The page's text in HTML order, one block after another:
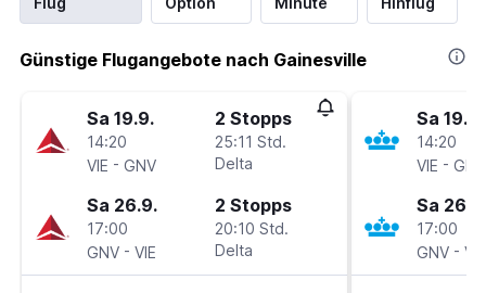
Günstige Flugangebote nach Gainesville
Sa 19.9.
14:20
VIE - GNV
2 Stopps
25:11 Std.
Delta
Sa 26.9.
17:00
GNV - VIE
2 Stopps
20:10 Std.
Delta
Sa 19.9.
14:20
VIE - GNV
Sa 26.9.
17:00
GNV - VIE